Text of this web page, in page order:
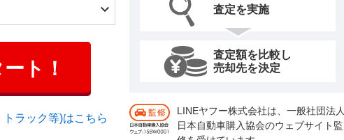
ト！
ラック等)はこちら
査定を実施
査定額を比較し
売却先を決定
LINEヤフー株式会社は、一般社団法人
日本自動車購入協会のウェブサイト監